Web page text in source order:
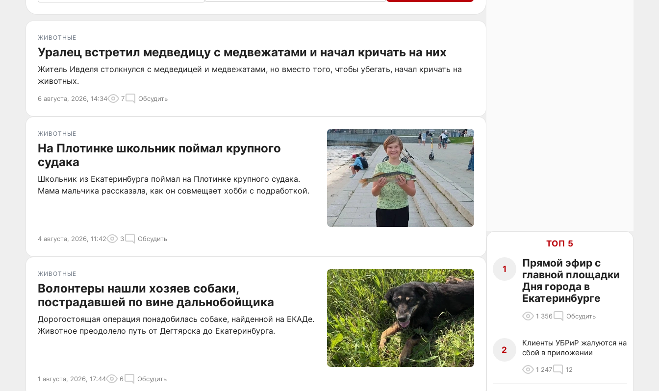
ЖИВОТНЫЕ
Уралец встретил медведицу с медвежатами и начал кричать на них
Житель Ивделя столкнулся с медведицей и медвежатами, но вместо того, чтобы убегать, начал кричать на
животных.
6 августа, 2026, 14:34 7 Обсудить
ЖИВОТНЫЕ
На Плотинке школьник поймал крупного
судака
Школьник из Екатеринбурга поймал на Плотинке крупного судака.
Мама мальчика рассказала, как он совмещает хобби с подработкой.
4 августа, 2026, 11:42 3 Обсудить
ЖИВОТНЫЕ
Волонтеры нашли хозяев собаки,
пострадавшей по вине дальнобойщика
Дорогостоящая операция понадобилась собаке, найденной на ЕКАДе.
Животное преодолело путь от Дегтярска до Екатеринбурга.
1 августа, 2026, 17:44 6 Обсудить
ТОП 5
1
Прямой эфир с
главной площадки
Дня города в
Екатеринбурге
1 356 Обсудить
2
Клиенты УБРиР жалуются на
сбой в приложении
1 247 12